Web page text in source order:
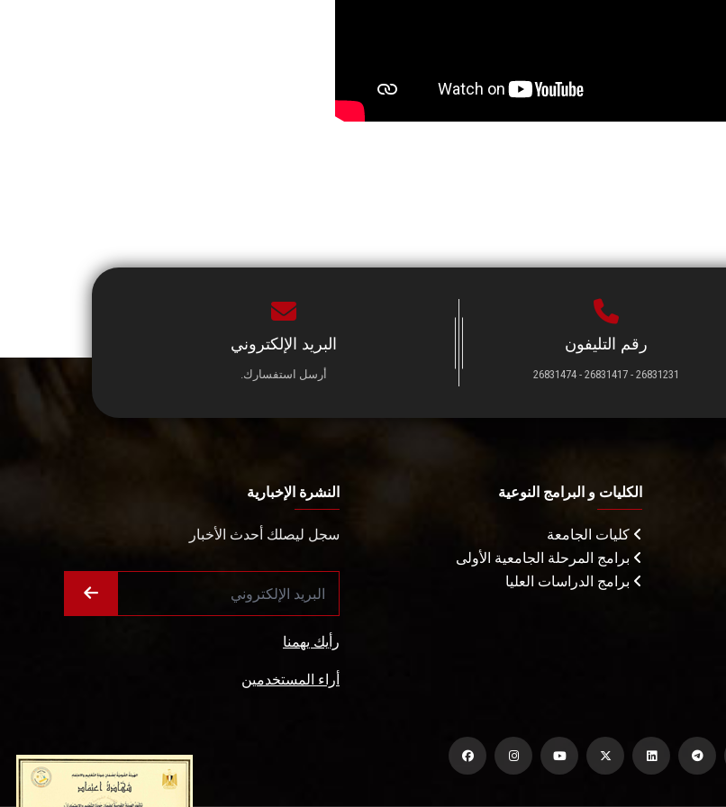
رقم التليفون
26831231 - 26831417 - 26831474
البريد الإلكتروني
أرسل استفسارك.
الكليات و البرامج النوعية
كليات الجامعة
برامج المرحلة الجامعية الأولى
برامج الدراسات العليا
النشرة الإخبارية
سجل ليصلك أحدث الأخبار
رأيك يهمنا
أراء المستخدمين